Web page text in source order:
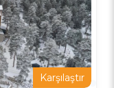
Karşılaştır